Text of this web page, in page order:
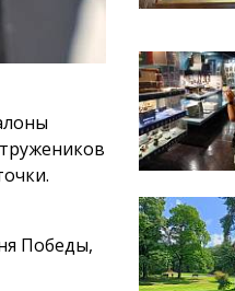
Победы,